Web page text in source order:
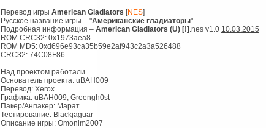
Перевод игры American Gladiators [NES]
Русское название игры – "Американские гладиаторы"
Подробная информация – American Gladiators (U) [!] .nes v1.0 10.03.2015
ROM CRC32: 0x1973aea8
ROM MD5: 0xd696e93ca35b59e2af943c2a3a526488
CRC32: 74C08F86
Над проектом работали
Основатель проекта: uBAH009
Перевод: Xerox
Графика: uBAH009, Greengh0st
Пакер/Анпакер: Марат
Тестирование: Blackjaguar
Описание игры: Omonim2007